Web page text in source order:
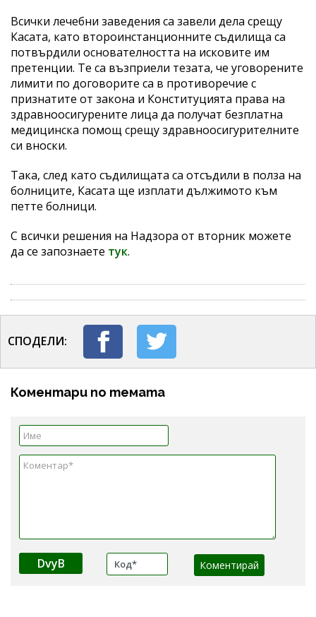
Всички лечебни заведения са завели дела срещу
Касата, като второинстанционните съдилища са
потвърдили основателността на исковите им
претенции. Те са възприели тезата, че уговорените
лимити по договорите са в противоречие с
признатите от закона и Конституцията права на
здравноосигурените лица да получат безплатна
медицинска помощ срещу здравноосигурителните
си вноски.
Така, след като съдилищата са отсъдили в полза на
болниците, Касата ще изплати дължимото към
петте болници.
С всички решения на Надзора от вторник можете
да се запознаете тук.
СПОДЕЛИ:
Коментари по темата
DvyB